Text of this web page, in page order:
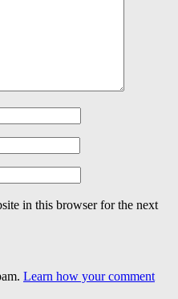
in this browser for the next
Learn how your comment